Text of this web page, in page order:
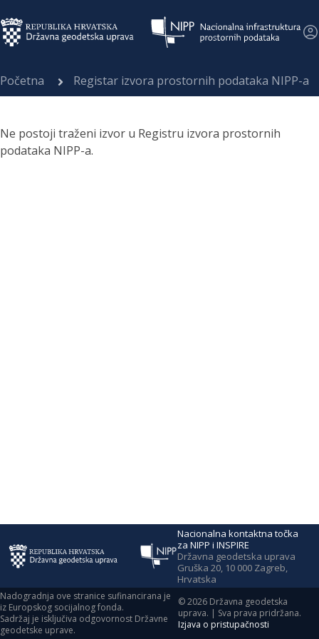
Početna Registar izvora prostornih podataka NIPP-a
Ne postoji traženi izvor u Registru izvora prostornih
podataka NIPP-a.
Nacionalna kontaktna točka
za NIPP i INSPIRE
Državna geodetska uprava
Gruška 20, 10 000 Zagreb,
Hrvatska
Nadogradnja ove stranice sufinancirana je
iz Europskog socijalnog fonda.
Sadržaj je isključiva odgovornost Državne
geodetske uprave.
©2026 Državna geodetska
uprava. | Sva prava pridržana.
Izjava o pristupačnosti